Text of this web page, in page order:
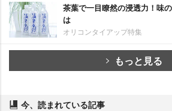
茶葉で一目瞭然の浸透力！味
は
オリコンタイアップ特集
もっと見る
今、読まれている記事